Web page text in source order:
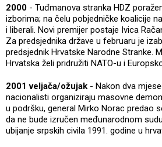
2000 - Tuđmanova stranka HDZ
izborima; na čelu pobjedničke koalicije
i liberali. Novi premijer postaje Ivica
Za predsjednika države u februaru je
predsjednik Hrvatske Narodne Stranke.
Hrvatska želi pridružiti NATO-u i
2001 veljača/ožujak - Nakon dva
nacionalisti organiziraju masovne
u podršku, general Mirko Norac predao
da ne bude izručen međunarodnom
ubijanje srpskih civila 1991. godine u